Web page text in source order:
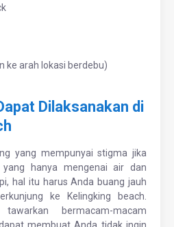
ke arah lokasi berdebu)
Dilaksanakan di
yang mempunyai stigma jika
hanya mengenai air dan
hal itu harus Anda buang jauh
ke Kelingking beach.
bermacam-macam